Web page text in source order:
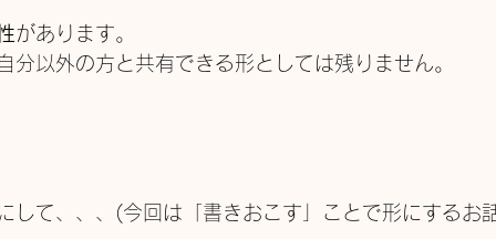
があります。
分以外の方と共有できる形としては残りません。
して、、、(今回は「書きおこす」ことで形にするお